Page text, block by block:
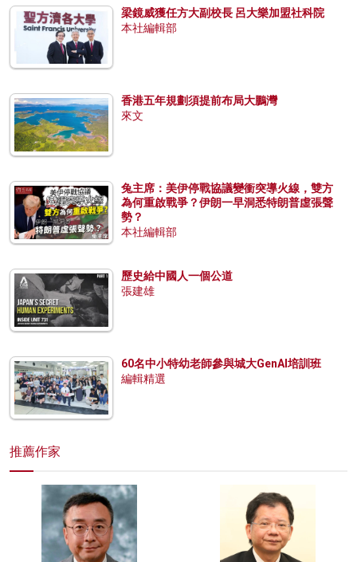
梁鏡威獲任方大副校長 呂大樂加盟社科院
本社編輯部
香港五年規劃須提前布局大鵬灣
來文
兔主席：美伊停戰協議變衝突導火線，雙方
為何重啟戰爭？伊朗一早洞悉特朗普虛張聲
勢？
本社編輯部
歷史給中國人一個公道
張建雄
60名中小特幼老師參與城大GenAI培訓班
編輯精選
推薦作家